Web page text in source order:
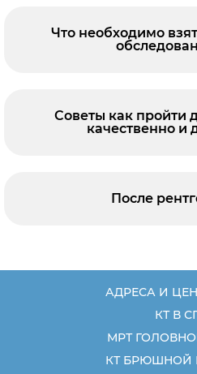
Что необходимо
Советы как пройти
качественно и
После
АДРЕСА И
КТ В
МРТ
КТ БРЮШНОЙ